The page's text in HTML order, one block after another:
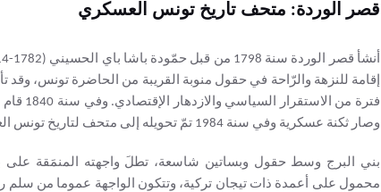
قصر الوردة: متحف تاريخ تونس العسكري
إقامة للنزهة والرّاحة في حقول منوبة القريبة من الحاضرة تونس،
فترة من
وصار ثكنة عسكرية وفي سنة 1984 تمّ تحويله إلى متحف لتاريخ تونس العسكري .
بني البرج وسط حقول وبساتين شاسعة، تطلَ واجهته المنمَقة على
محمول على أعمدة ذات تيجان تركية، وتتكون الواجهة عموما من